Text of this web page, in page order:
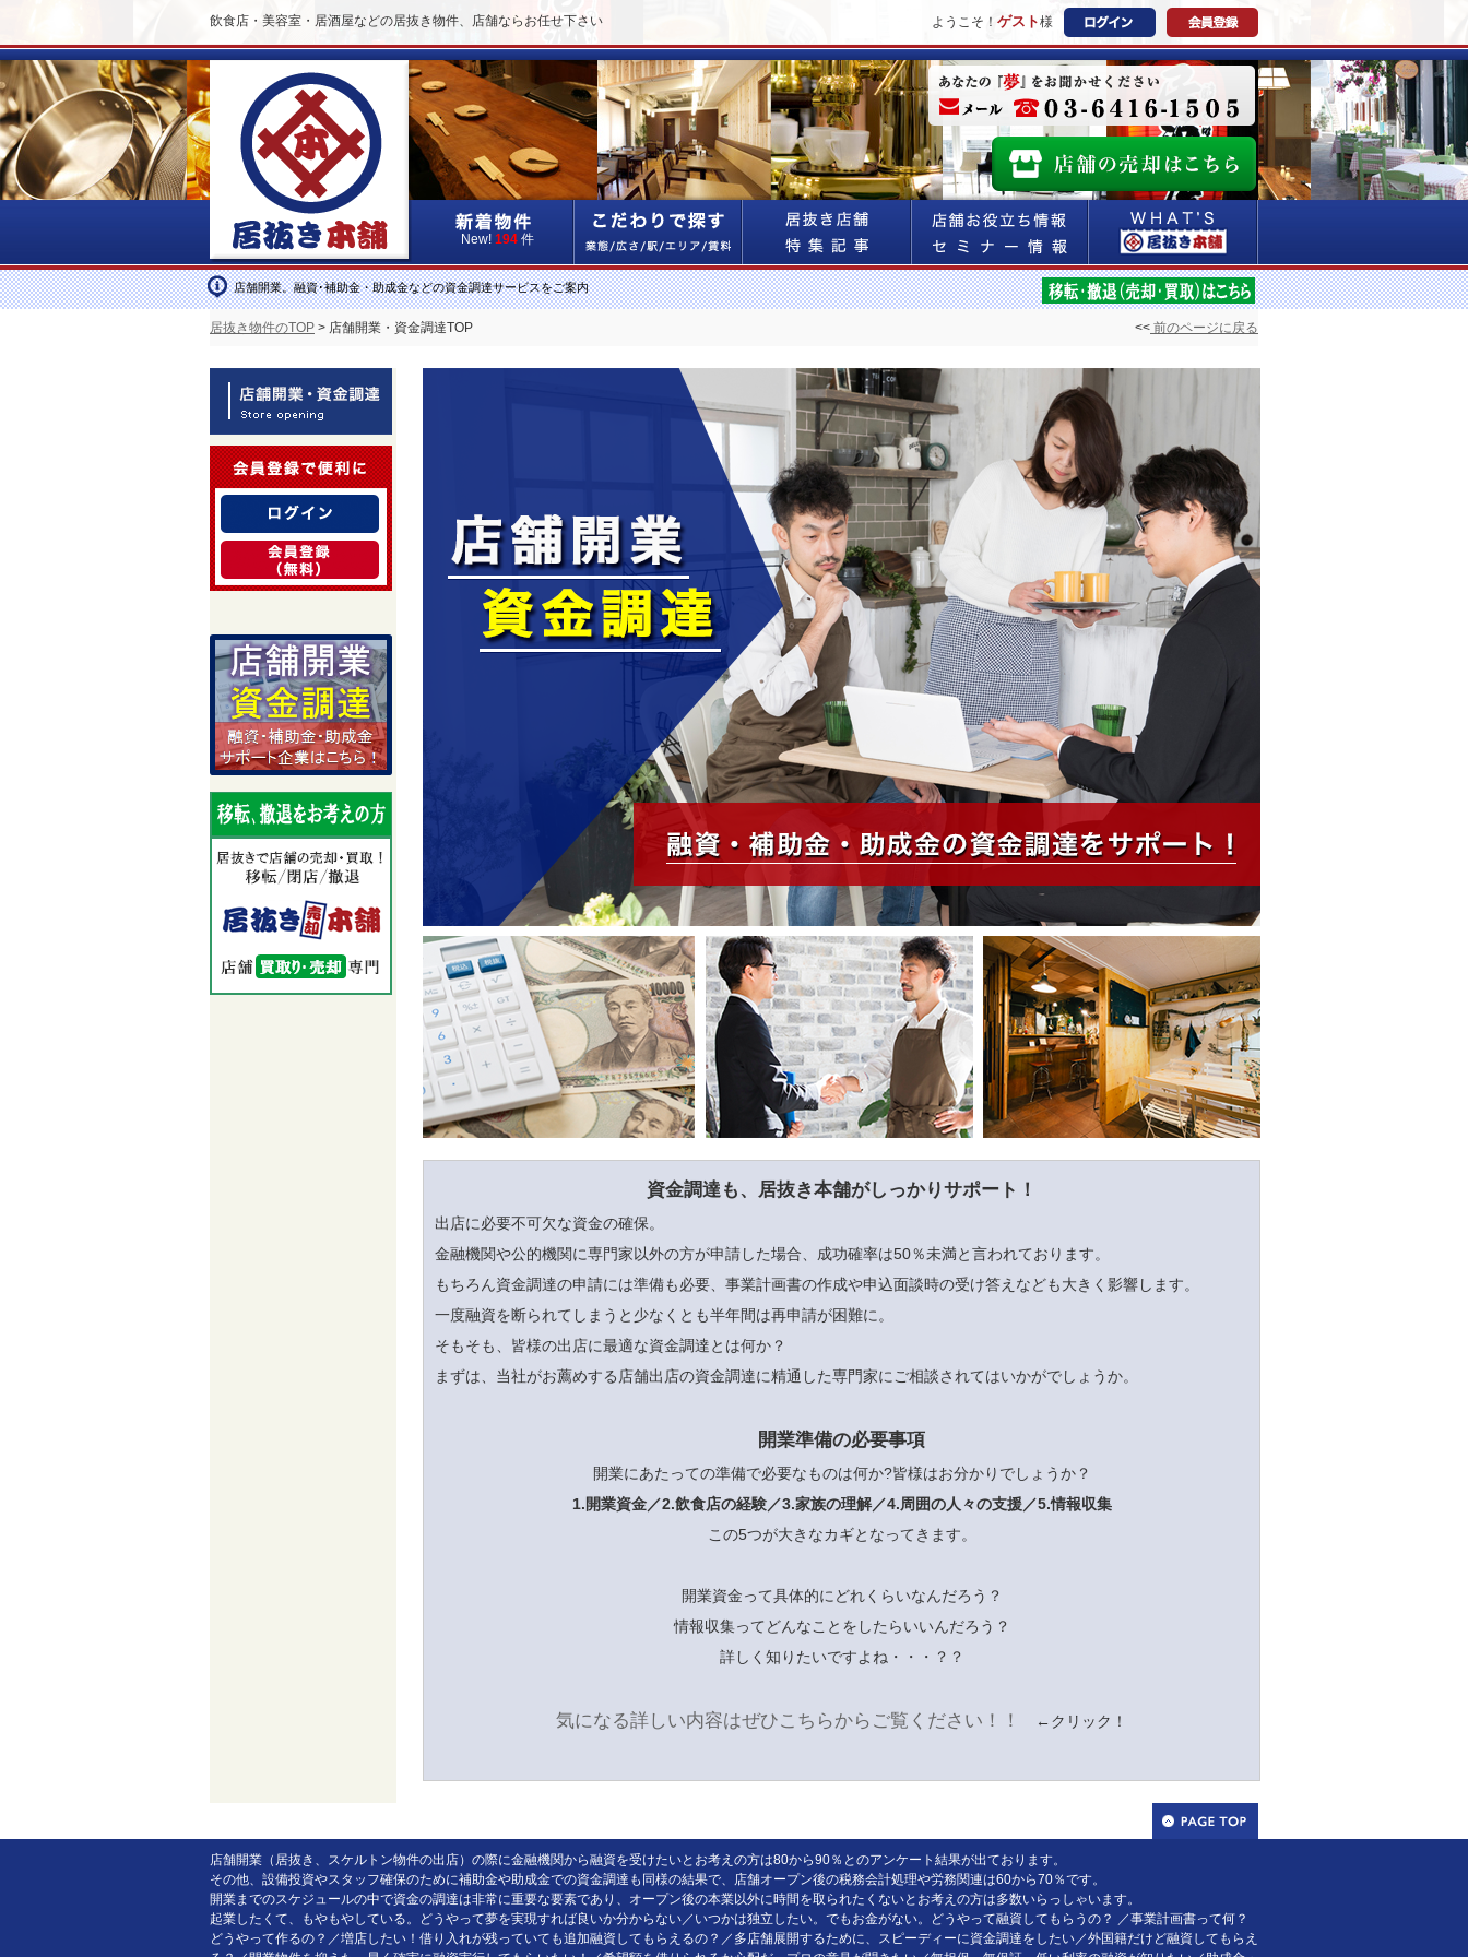
飲食店・美容室・居酒屋などの居抜き物件、店舗ならお任せ下さい ようこそ！ ゲスト様
New! 194 件
店舗開業。融資･補助金・助成金などの資金調達サービスをご案内
居抜き物件のTOP > 店舗開業・資金調達TOP << 前のページに戻る
資金調達も、居抜き本舗がしっかりサポート！
出店に必要不可欠な資金の確保。
金融機関や公的機関に専門家以外の方が申請した場合、成功確率は50％未満と言われております。
もちろん資金調達の申請には準備も必要、事業計画書の作成や申込面談時の受け答えなども大きく影響します。
一度融資を断られてしまうと少なくとも半年間は再申請が困難に。
そもそも、皆様の出店に最適な資金調達とは何か？
まずは、当社がお薦めする店舗出店の資金調達に精通した専門家にご相談されてはいかがでしょうか。
開業準備の必要事項
開業にあたっての準備で必要なものは何か?皆様はお分かりでしょうか？
1.開業資金／2.飲食店の経験／3.家族の理解／4.周囲の人々の支援／5.情報収集
この5つが大きなカギとなってきます。
開業資金って具体的にどれくらいなんだろう？
情報収集ってどんなことをしたらいいんだろう？
詳しく知りたいですよね・・・？？
気になる詳しい内容はぜひこちらからご覧ください！！ ←クリック！
店舗開業（居抜き、スケルトン物件の出店）の際に金融機関から融資を受けたいとお考えの方は80から90％とのアンケート結果が出ております。
その他、設備投資やスタッフ確保のために補助金や助成金での資金調達も同様の結果で、店舗オープン後の税務会計処理や労務関連は60から70％です。
開業までのスケジュールの中で資金の調達は非常に重要な要素であり、オープン後の本業以外に時間を取られたくないとお考えの方は多数いらっしゃいます。
起業したくて、もやもやしている。どうやって夢を実現すれば良いか分からない／いつかは独立したい。でもお金がない。どうやって融資してもらうの？ ／事業計画書って何？
どうやって作るの？／増店したい！借り入れが残っていても追加融資してもらえるの？／多店舗展開するために、スピーディーに資金調達をしたい／外国籍だけど融資してもらえ